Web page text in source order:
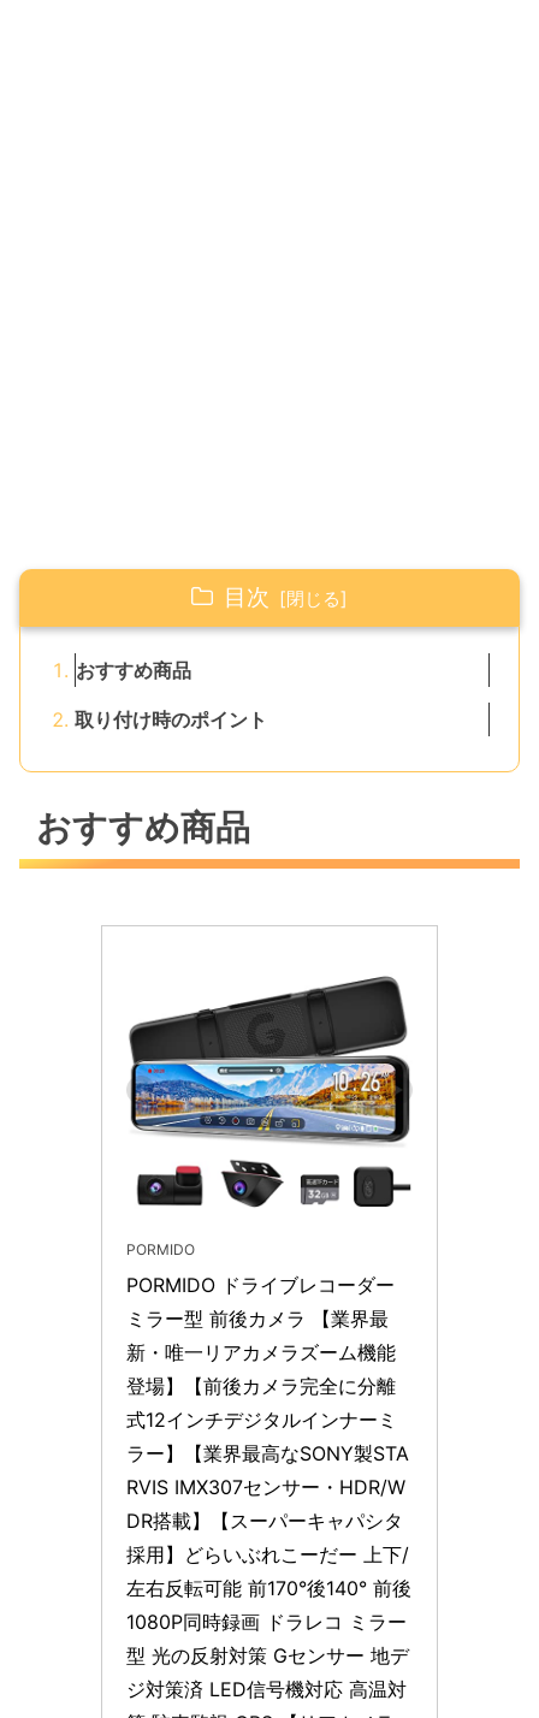
目次
おすすめ商品
取り付け時のポイント
おすすめ商品
PORMIDO
PORMIDO ドライブレコーダー
ミラー型 前後カメラ 【業界最
新・唯一リアカメラズーム機能
登場】【前後カメラ完全に分離
式12インチデジタルインナーミ
ラー】【業界最高なSONY製STA
RVIS IMX307センサー・HDR/W
DR搭載】【スーパーキャパシタ
採用】どらいぶれこーだー 上下/
左右反転可能 前170°後140° 前後
1080P同時録画 ドラレコ ミラー
型 光の反射対策 Gセンサー 地デ
ジ対策済 LED信号機対応 高温対